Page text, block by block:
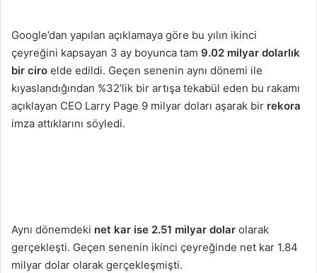
d
e
m
e
k
Google’dan yapılan açıklamaya göre bu yılın ikinci
çeyreğini kapsayan 3 ay boyunca tam 9.02 milyar dolarlık
bir ciro elde edildi. Geçen senenin aynı dönemi ile
kıyaslandığından %32’lik bir artışa tekabül eden bu rakamı
açıklayan CEO Larry Page 9 milyar doları aşarak bir rekora
imza attıklarını söyledi.
Aynı dönemdeki net kar ise 2.51 milyar dolar olarak
gerçekleşti. Geçen senenin ikinci çeyreğinde net kar 1.84
milyar dolar olarak gerçekleşmişti.